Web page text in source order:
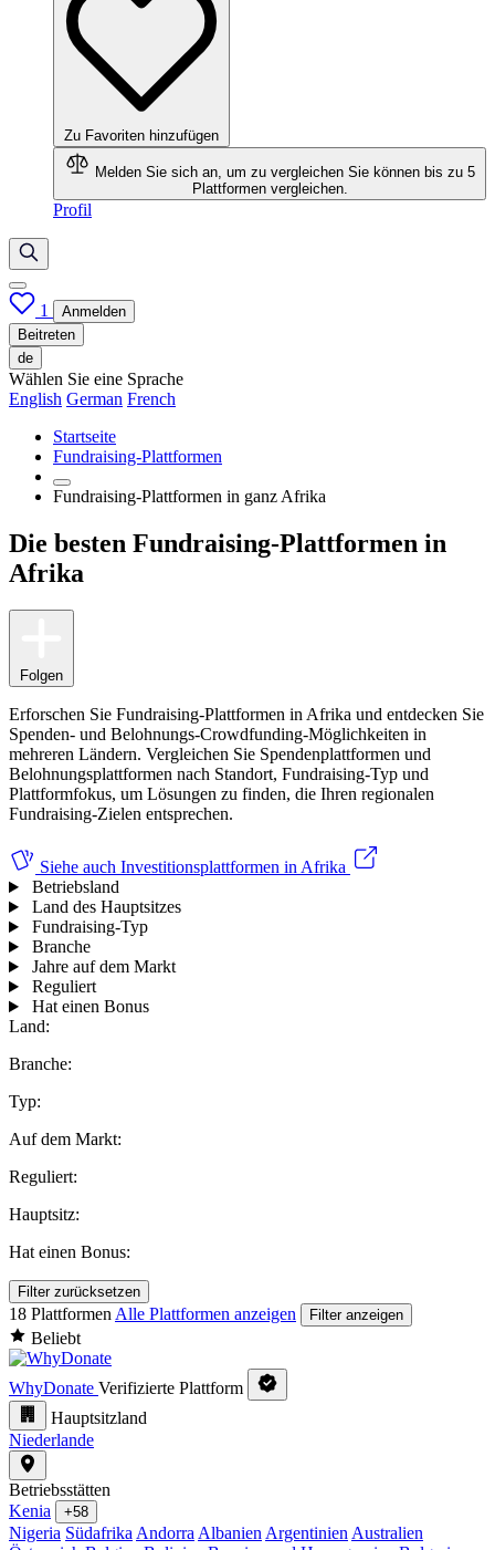
Zu Favoriten hinzufügen
Melden Sie sich an, um zu vergleichen Sie können bis zu 5
Plattformen vergleichen.
Profil
1
Anmelden
Beitreten
de
Wählen Sie eine Sprache
English German French
Startseite
Fundraising-Plattformen
Fundraising-Plattformen in ganz Afrika
Die besten Fundraising-Plattformen in
Afrika
Folgen
Erforschen Sie Fundraising-Plattformen in Afrika und entdecken Sie
Spenden- und Belohnungs-Crowdfunding-Möglichkeiten in
mehreren Ländern. Vergleichen Sie Spendenplattformen und
Belohnungsplattformen nach Standort, Fundraising-Typ und
Plattformfokus, um Lösungen zu finden, die Ihren regionalen
Fundraising-Zielen entsprechen.
Siehe auch Investitionsplattformen in Afrika
Betriebsland
Land des Hauptsitzes
Fundraising-Typ
Branche
Jahre auf dem Markt
Reguliert
Hat einen Bonus
Land:
Branche:
Typ:
Auf dem Markt:
Reguliert:
Hauptsitz:
Hat einen Bonus:
Filter zurücksetzen
18 Plattformen Alle Plattformen anzeigen Filter anzeigen
Beliebt
WhyDonate Verifizierte Plattform
Hauptsitzland
Niederlande
Betriebsstätten
Kenia
+58
Nigeria Südafrika Andorra Albanien Argentinien Australien